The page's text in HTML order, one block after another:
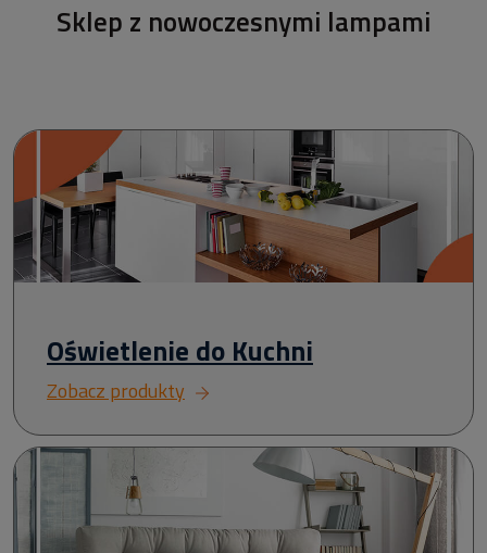
Sklep z nowoczesnymi lampami
Oświetlenie do Kuchni
Zobacz produkty